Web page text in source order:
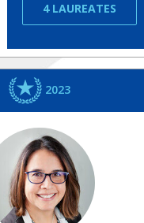
4 LAUREATES
2023